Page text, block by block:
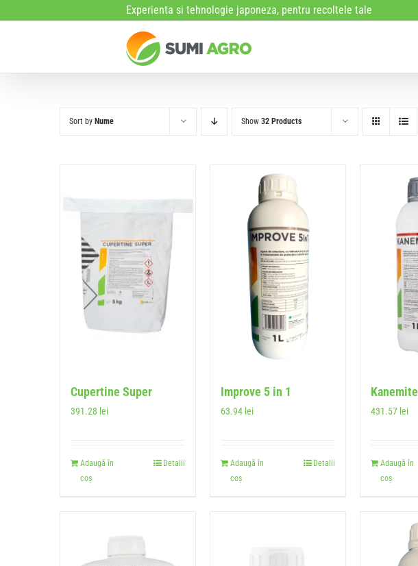
Experienta si tehnologie japoneza, pentru recoltele tale
Sort by Nume Show 32 Products
Cupertine Super
391.28 lei
Adaugă în
coș
Detalii
Improve 5 in 1
63.94 lei
Adaugă în
coș
Detalii
Kanemite
431.57 lei
Adaugă în
coș